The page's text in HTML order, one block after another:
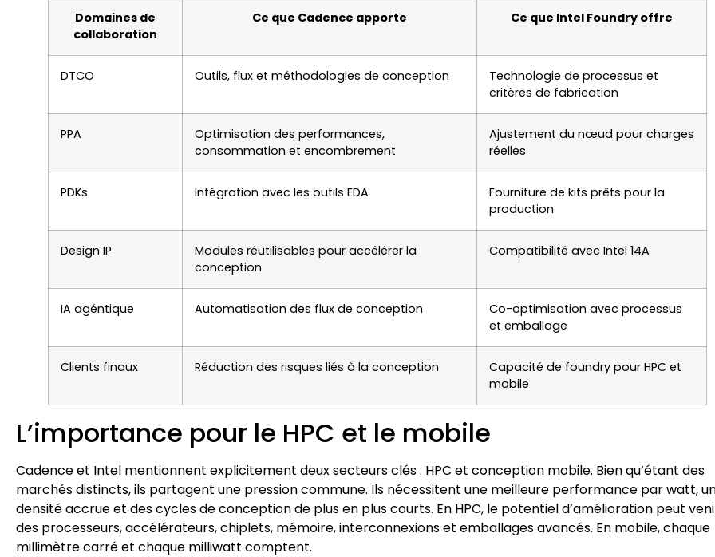
Domaines de
collaboration
Ce que Cadence apporte Ce que Intel Foundry offre
DTCO Outils, flux et méthodologies de conception
Technologie de processus et
critères de fabrication
PPA
Optimisation des performances,
consommation et encombrement
Ajustement du nœud pour charges
réelles
PDKs Intégration avec les outils EDA
Fourniture de kits prêts pour la
production
Design IP
Modules réutilisables pour accélérer la
conception
Compatibilité avec Intel 14A
IA agéntique Automatisation des flux de conception
Co-optimisation avec processus
et emballage
Clients finaux Réduction des risques liés à la conception
Capacité de foundry pour HPC et
mobile
L’importance pour le HPC et le mobile
Cadence et Intel mentionnent explicitement deux secteurs clés : HPC et conception mobile. Bien qu’étant des
marchés distincts, ils partagent une pression commune. Ils nécessitent une meilleure performance par watt,
densité accrue et des cycles de conception de plus en plus courts. En HPC, le potentiel d’amélioration peut
des processeurs, accélérateurs, chiplets, mémoire, interconnexions et emballages avancés. En mobile, chaque
millimètre carré et chaque milliwatt comptent.